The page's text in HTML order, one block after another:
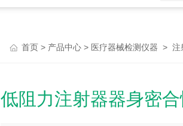
首页 > 产品中心 > 医疗器械检测仪器 > 注
低阻力注射器器身密